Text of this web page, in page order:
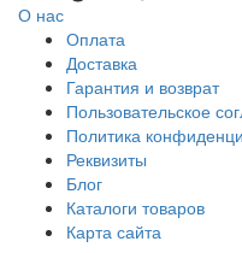
О нас
Оплата
Доставка
Гарантия и возврат
Пользовательское
Политика
Реквизиты
Блог
Каталоги товаров
Карта сайта